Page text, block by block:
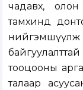
чадавх,
тамхинд
байгуулалттай
тооцооны
талаар